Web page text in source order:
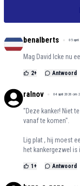
benalberts 05
Mag David Icke nu
2+ Antwoord
ralnov 04 april 2026 om
"Deze kanker! Niet
vanaf te komen".
Lig plat , hij moest
het kankergezwel is
1 + Antwoord